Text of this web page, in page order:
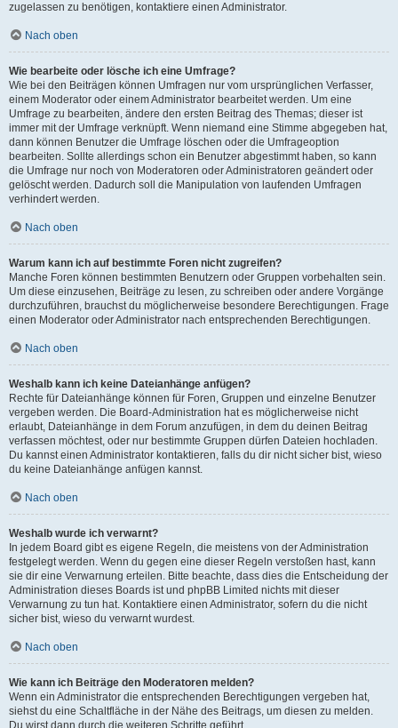
zugelassen zu benötigen, kontaktiere einen Administrator.
Nach oben
Wie bearbeite oder lösche ich eine Umfrage?
Wie bei den Beiträgen können Umfragen nur vom ursprünglichen Verfasser,
einem Moderator oder einem Administrator bearbeitet werden. Um eine
Umfrage zu bearbeiten, ändere den ersten Beitrag des Themas; dieser ist
immer mit der Umfrage verknüpft. Wenn niemand eine Stimme abgegeben hat,
dann können Benutzer die Umfrage löschen oder die Umfrageoption
bearbeiten. Sollte allerdings schon ein Benutzer abgestimmt haben, so kann
die Umfrage nur noch von Moderatoren oder Administratoren geändert oder
gelöscht werden. Dadurch soll die Manipulation von laufenden Umfragen
verhindert werden.
Nach oben
Warum kann ich auf bestimmte Foren nicht zugreifen?
Manche Foren können bestimmten Benutzern oder Gruppen vorbehalten sein.
Um diese einzusehen, Beiträge zu lesen, zu schreiben oder andere Vorgänge
durchzuführen, brauchst du möglicherweise besondere Berechtigungen. Frage
einen Moderator oder Administrator nach entsprechenden Berechtigungen.
Nach oben
Weshalb kann ich keine Dateianhänge anfügen?
Rechte für Dateianhänge können für Foren, Gruppen und einzelne Benutzer
vergeben werden. Die Board-Administration hat es möglicherweise nicht
erlaubt, Dateianhänge in dem Forum anzufügen, in dem du deinen Beitrag
verfassen möchtest, oder nur bestimmte Gruppen dürfen Dateien hochladen.
Du kannst einen Administrator kontaktieren, falls du dir nicht sicher bist, wieso
du keine Dateianhänge anfügen kannst.
Nach oben
Weshalb wurde ich verwarnt?
In jedem Board gibt es eigene Regeln, die meistens von der Administration
festgelegt werden. Wenn du gegen eine dieser Regeln verstoßen hast, kann
sie dir eine Verwarnung erteilen. Bitte beachte, dass dies die Entscheidung der
Administration dieses Boards ist und phpBB Limited nichts mit dieser
Verwarnung zu tun hat. Kontaktiere einen Administrator, sofern du die nicht
sicher bist, wieso du verwarnt wurdest.
Nach oben
Wie kann ich Beiträge den Moderatoren melden?
Wenn ein Administrator die entsprechenden Berechtigungen vergeben hat,
siehst du eine Schaltfläche in der Nähe des Beitrags, um diesen zu melden.
Du wirst dann durch die weiteren Schritte geführt.